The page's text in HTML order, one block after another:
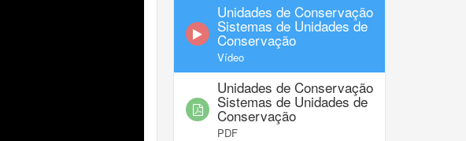
Unidades de Conservação
Sistemas de Unidades de
Conservação
Vídeo
Unidades de Conservação
Sistemas de Unidades de
Conservação
PDF